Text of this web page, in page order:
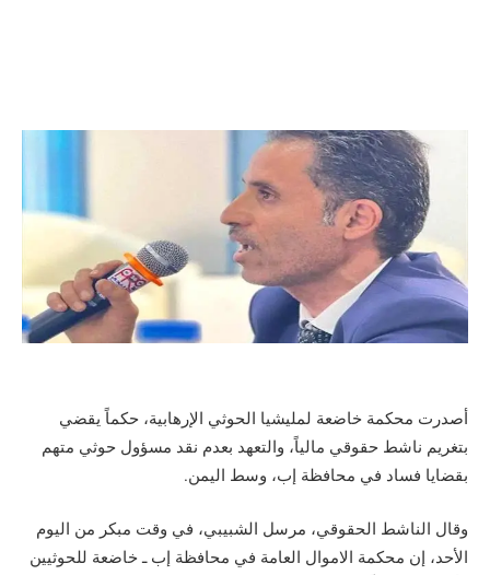
أصدرت محكمة خاضعة لمليشيا الحوثي الإرهابية، حكماً يقضي
بتغريم ناشط حقوقي مالياً، والتعهد بعدم نقد مسؤول حوثي متهم
بقضايا فساد في محافظة إب، وسط اليمن.
وقال الناشط الحقوقي، مرسل الشبيبي، في وقت مبكر من اليوم
الأحد، إن محكمة الاموال العامة في محافظة إب ـ خاضعة للحوثيين